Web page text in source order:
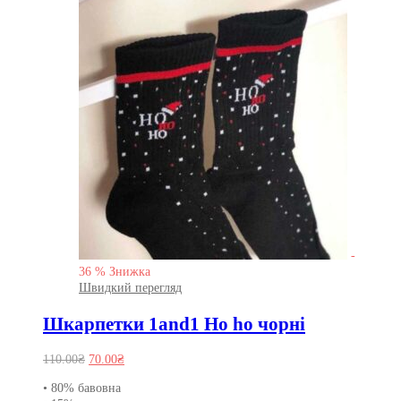
-
36 % Знижка
Швидкий перегляд
Шкарпетки 1and1 Ho ho чорні
110.00₴ Оригінальна
110.00₴.
70.00₴Поточна
• 80% бавовна